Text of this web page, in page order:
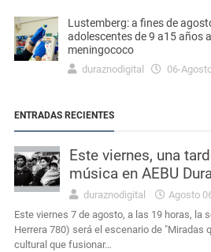
Lustemberg: a fines de
adolescentes de 9 a15 años
meningococo
duraznodigital 06-
ENTRADAS RECIENTES
Este viernes, una
música en AEBU
duraznodigital Agosto
Este viernes 7 de agosto, a las 19 horas, la
Herrera 780) será el escenario de "Miradas
cultural que fusionar…